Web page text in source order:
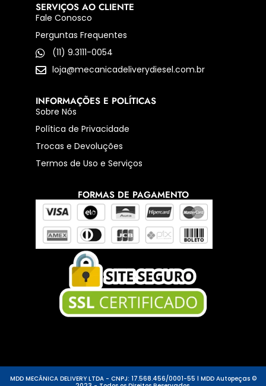
SERVIÇOS AO CLIENTE
Fale Conosco
Perguntas Frequentes
(11) 9.3111-0054
loja@mecanicadeliverydiesel.com.br
INFORMAÇÕES E POLÍTICAS
Sobre Nós
Política de Privacidade
Trocas e Devoluções
Termos de Uso e Serviços
FORMAS DE PAGAMENTO
MDD MECÂNICA DELIVERY LTDA - CNPJ: 17.568.456/0001-55 l MDD Autopeças ©